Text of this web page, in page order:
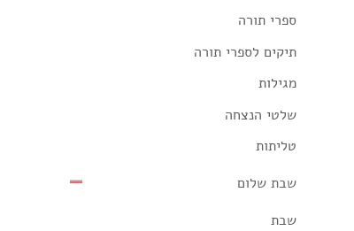
ספרי תורה
תיקים לספרי תורה
מגילות
שלטי הנצחה
טליתות
שבת שלום
שבת